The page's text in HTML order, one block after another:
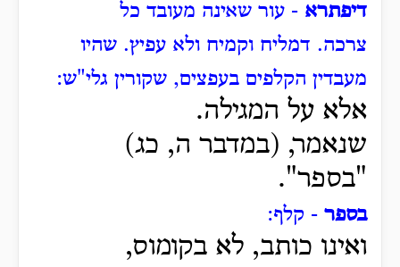
דיפתרא - עור שאינה מעובד כל
צרכה. דמליח וקמיח ולא עפיץ. שהיו
מעבדין הקלפים בעפצים, שקורין גלי"ש:
אלא על המגילה.
שנאמר, (במדבר ה, כג)
"בספר".
בספר - קלף:
ואינו כותב, לא בקומוס,